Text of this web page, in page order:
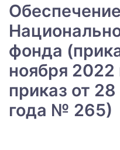
фонда
ноября
приказ от
года № 265)